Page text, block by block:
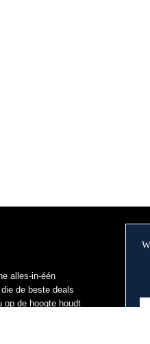
alles-in-één
de beste deals
op de hoogte houdt